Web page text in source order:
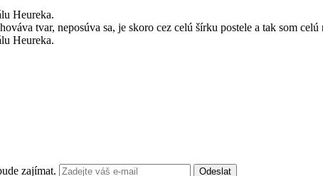
Heureka.
tvar, neposúva sa, je skoro cez celú šírku postele a tak som
Heureka.
zajímat. Odeslat